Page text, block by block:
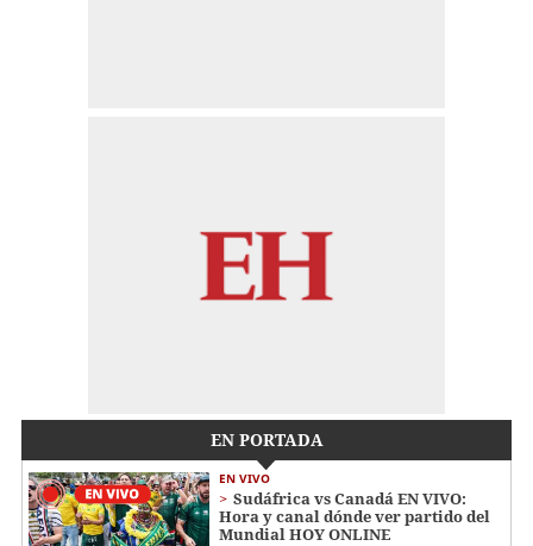
EN PORTADA
EN VIVO
Sudáfrica vs Canadá EN VIVO:
Hora y canal dónde ver partido del
Mundial HOY ONLINE